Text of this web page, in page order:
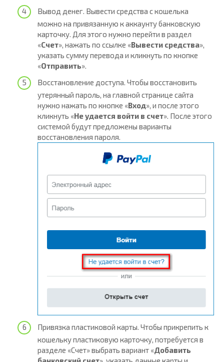
Вывод денег. Вывести средства с кошелька
можно на привязанную к аккаунту банковскую
карточку. Для этого нужно перейти в раздел
«Счет», нажать по ссылке «Вывести средства»,
указать сумму перевода и кликнуть по кнопке
«Отправить».
Восстановление доступа. Чтобы восстановить
утерянный пароль, на главной странице сайта
нужно нажать по кнопке «Вход», и после этого
кликнуть «Не удается войти в счет». После этого
системой будут предложены варианты
восстановления пароля.
Привязка пластиковой карты. Чтобы прикрепить к
кошельку пластиковую карточку, потребуется в
разделе «Счет» выбрать вариант «Добавить